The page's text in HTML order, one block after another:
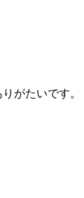
がたいです。